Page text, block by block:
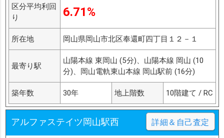
区分平均利回
り
6.71%
所在地 岡山県岡山市北区奉還町四丁目１２－１
最寄り駅
山陽本線 東岡山 (5分)、山陽本線 岡山 (10
分)、岡山電軌東山本線 岡山駅前 (16分)
築年数 30年 地上階数 10階建て / RC
アルファステイツ岡山駅西 詳細＆自己査定